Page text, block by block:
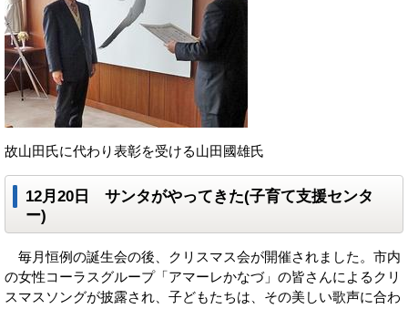
故山田氏に代わり表彰を受ける山田國雄氏
12月20日 サンタがやってきた(子育て支援センタ
ー)
毎月恒例の誕生会の後、クリスマス会が開催されました。市内
の女性コーラスグループ「アマーレかなづ」の皆さんによるクリ
スマスソングが披露され、子どもたちは、その美しい歌声に合わ